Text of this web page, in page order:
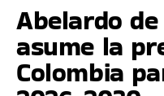
Abelardo
asume la
Colombia